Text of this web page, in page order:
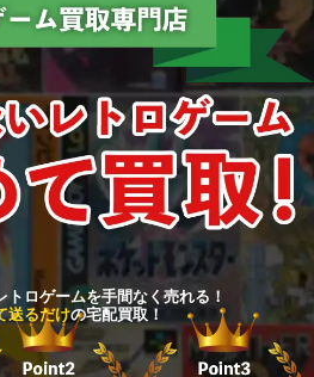
トロゲームを手間なく売れる！
送るだけの宅配買取！